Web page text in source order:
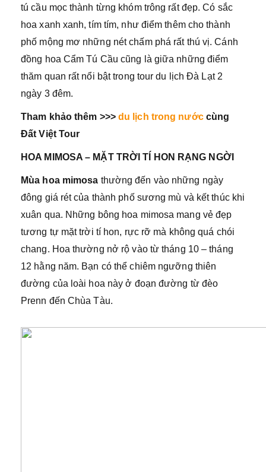
tú cầu mọc thành từng khóm trông rất đẹp. Có sắc
hoa xanh xanh, tím tím, như điểm thêm cho thành
phố mộng mơ những nét chấm phá rất thú vị. Cánh
đồng hoa Cẩm Tú Cầu cũng là giữa những điểm
thăm quan rất nổi bật trong tour du lịch Đà Lạt 2
ngày 3 đêm.
Tham khảo thêm >>> du lịch trong nướccùng
Đất Việt Tour
HOA MIMOSA – MẶT TRỜI TÍ HON RẠNG NGỜI
Mùa hoa mimosa thường đến vào những ngày
đông giá rét của thành phố sương mù và kết thúc khi
xuân qua. Những bông hoa mimosa mang vẻ đẹp
tương tự mặt trời tí hon, rực rỡ mà không quá chói
chang. Hoa thường nở rộ vào từ tháng 10 – tháng
12 hằng năm. Bạn có thể chiêm ngưỡng thiên
đường của loài hoa này ở đoạn đường từ đèo
Prenn đến Chùa Tàu.